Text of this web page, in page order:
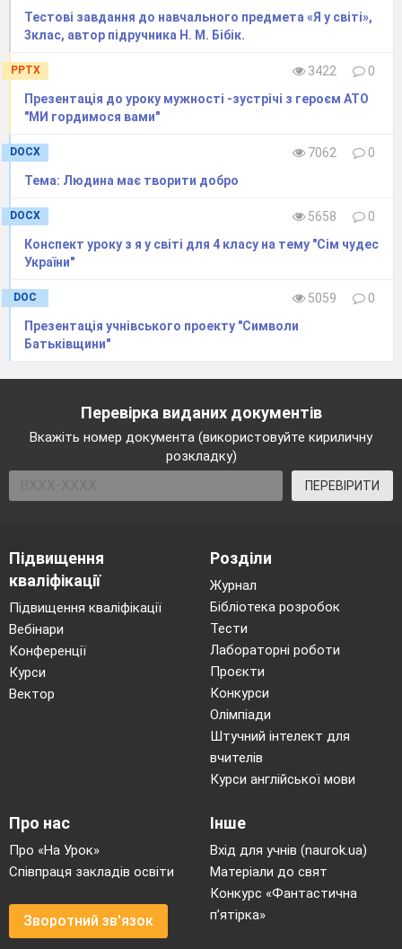
Тестові завдання до навчального предмета «Я у світі»,
3клас, автор підручника Н. М. Бібік.
PPTX 3422
0
Презентація до уроку мужності -зустрічі з героєм АТО
"МИ гордимося вами"
DOCX 7062
0
Тема: Людина має творити добро
DOCX 5658
0
Конспект уроку з я у світі для 4 класу на тему "Сім чудес
України"
DOC 5059
0
Презентація учнівського проекту "Символи
Батьківщини"
Перевірка виданих документів
Вкажіть номер документа (використовуйте кириличну
розкладку)
ПЕРЕВІРИТИ
Підвищення
кваліфікації
Підвищення кваліфікації
Вебінари
Конференції
Курси
Вектор
Розділи
Журнал
Бібліотека розробок
Тести
Лабораторні роботи
Проєкти
Конкурси
Олімпіади
Штучний інтелект для
вчителів
Курси англійської мови
Про нас
Про «На Урок»
Співпраця закладів освіти
Зворотний зв'язок
Інше
Вхід для учнів (naurok.ua)
Матеріали до свят
Конкурс «Фантастична
п’ятірка»